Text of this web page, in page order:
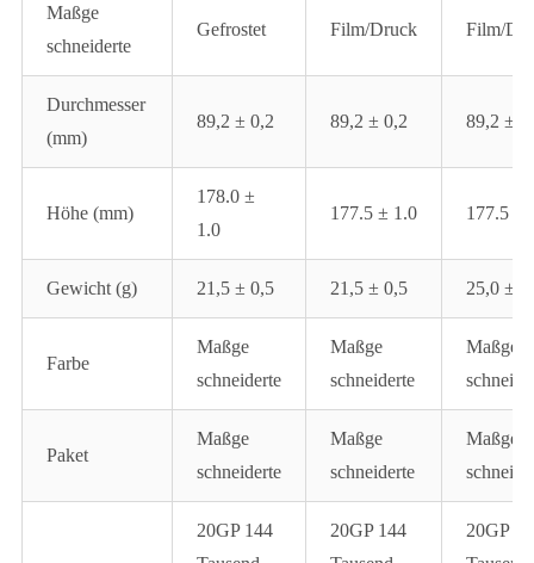
Maßge
schneiderte
Gefrostet Film/Druck Film/
Durchmesser
(mm)
89,2 ± 0,2 89,2 ± 0,2 89,2 ±
Höhe (mm)
178.0 ±
1.0
177.5 ± 1.0 177.5 ±
Gewicht (g) 21,5 ± 0,5 21,5 ± 0,5 25,0 ±
Farbe
Maßge
schneiderte
Maßge
schneiderte
Maßge
Paket
Maßge
schneiderte
Maßge
schneiderte
Maßge
20GP 144
20GP 144
20GP